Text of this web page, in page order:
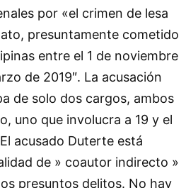
por «el crimen de lesa
presuntamente cometido
entre el 1 de noviembre
de 2019″. La acusación
de solo dos cargos, ambos
uno que involucra a 19 y el
acusado Duterte está
de » coautor indirecto »
presuntos delitos. No hay